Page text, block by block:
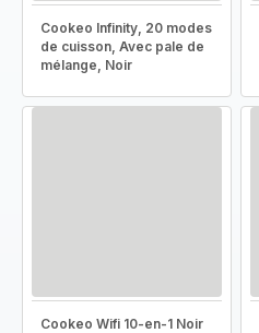
Cookeo Infinity, 20 modes
de cuisson, Avec pale de
mélange, Noir
Cookeo Wifi 10-en-1 Noir